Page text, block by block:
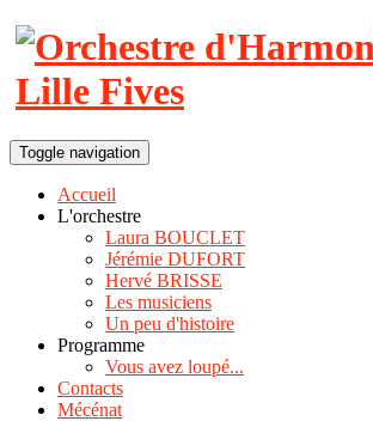
Toggle navigation
Accueil
L'orchestre
Laura BOUCLET
Jérémie DUFORT
Hervé BRISSE
Les musiciens
Un peu d'histoire
Programme
Vous avez loupé...
Contacts
Mécénat